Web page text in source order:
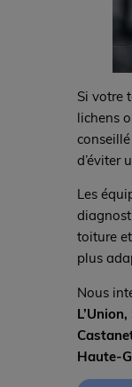
Si votre
lichens
d’éviter
Les
toiture
plus
Nous
Haute-